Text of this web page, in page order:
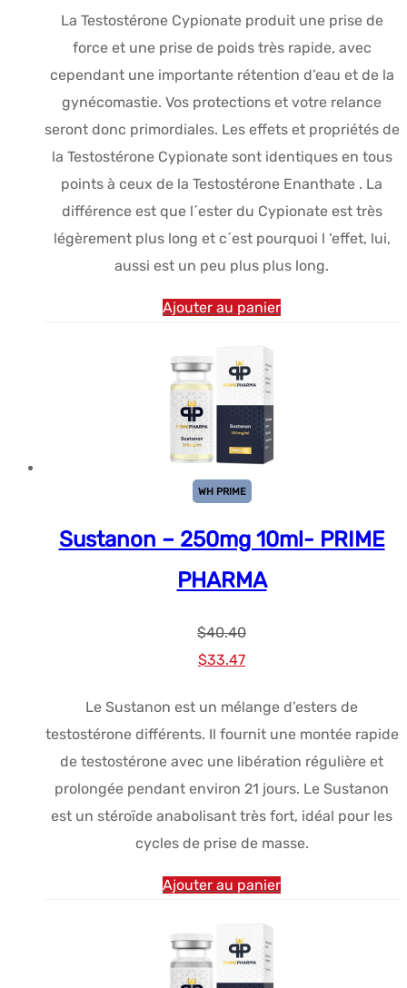
initial
était :
$61.17.
actuel
est :
$33.47.
La Testostérone Cypionate produit une prise de
force et une prise de poids très rapide, avec
cependant une importante rétention d’eau et de la
gynécomastie. Vos protections et votre relance
seront donc primordiales. Les effets et propriétés de
la Testostérone Cypionate sont identiques en tous
points à ceux de la Testostérone Enanthate . La
différence est que l´ester du Cypionate est très
légèrement plus long et c´est pourquoi l ‘effet, lui,
aussi est un peu plus plus long.
Ajouter au panier
WH PRIME
Sustanon – 250mg 10ml- PRIME
PHARMA
$40.40
Le
initial
était :
$40.40.
$33.47Le
actuel
est :
$33.47.
Le Sustanon est un mélange d’esters de
testostérone différents. Il fournit une montée rapide
de testostérone avec une libération régulière et
prolongée pendant environ 21 jours. Le Sustanon
est un stéroïde anabolisant très fort, idéal pour les
cycles de prise de masse.
Ajouter au panier